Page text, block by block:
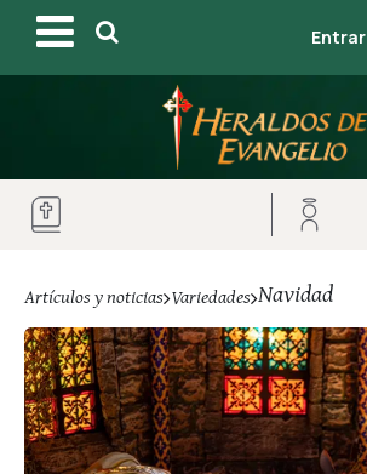
Entrar
Artículos y noticias Variedades Navidad